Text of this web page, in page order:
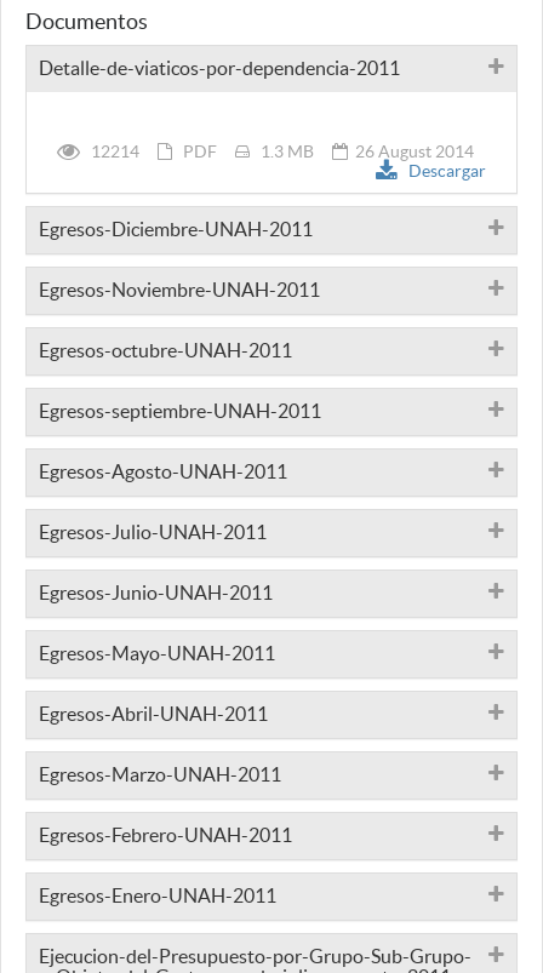
Documentos
Detalle-de-viaticos-por-dependencia-2011
12214 PDF 1.3 MB
26 August 2014
Descargar
Egresos-Diciembre-UNAH-2011
Egresos-Noviembre-UNAH-2011
Egresos-octubre-UNAH-2011
Egresos-septiembre-UNAH-2011
Egresos-Agosto-UNAH-2011
Egresos-Julio-UNAH-2011
Egresos-Junio-UNAH-2011
Egresos-Mayo-UNAH-2011
Egresos-Abril-UNAH-2011
Egresos-Marzo-UNAH-2011
Egresos-Febrero-UNAH-2011
Egresos-Enero-UNAH-2011
Ejecucion-del-Presupuesto-por-Grupo-Sub-Grupo-